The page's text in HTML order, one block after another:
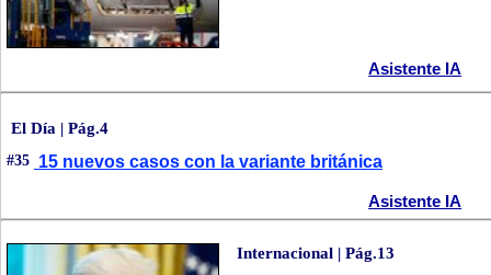
Asistente IA
El Día | Pág.4
#35 15 nuevos casos con la variante británica
Asistente IA
Internacional | Pág.13